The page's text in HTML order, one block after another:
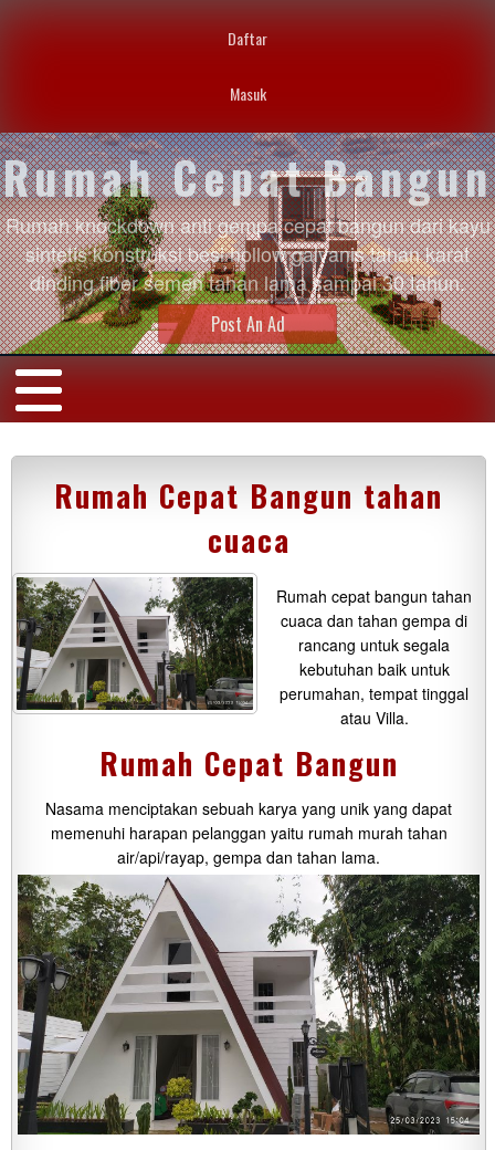
Daftar
Masuk
Rumah Cepat Bangun
Rumah knockdown anti gempa cepat bangun dari kayu
sintetis konstruksi besi hollow galvanis tahan karat
dinding fiber semen tahan lama sampai 30 tahun.
Post An Ad
Rumah Cepat Bangun tahan
cuaca
Rumah cepat bangun tahan
cuaca dan tahan gempa di
rancang untuk segala
kebutuhan baik untuk
perumahan, tempat tinggal
atau Villa.
Rumah Cepat Bangun
Nasama menciptakan sebuah karya yang unik yang dapat
memenuhi harapan pelanggan yaitu rumah murah tahan
air/api/rayap, gempa dan tahan lama.